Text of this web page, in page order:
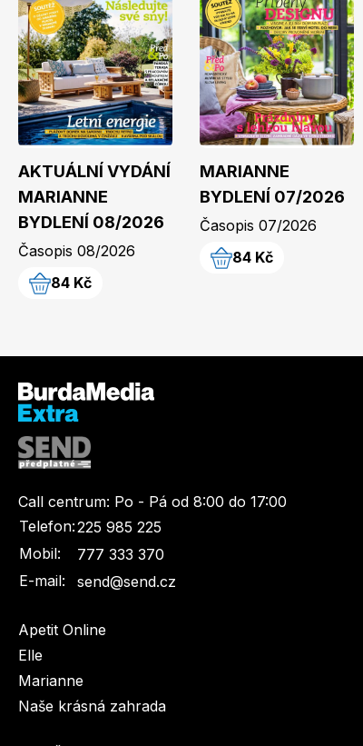
Dětské časopisy
Burda Best of
AKTUÁLNÍ VYDÁNÍ
MARIANNE
BYDLENÍ 08/2026
Časopis 08/2026
84 Kč
MARIANNE
BYDLENÍ 07/2026
Časopis 07/2026
84 Kč
Call centrum: Po - Pá od 8:00 do 17:00
Telefon:225 985 225
Mobil:
777 333 370
E-mail:
send@send.cz
Apetit Online
Elle
Marianne
Naše krásná zahrada